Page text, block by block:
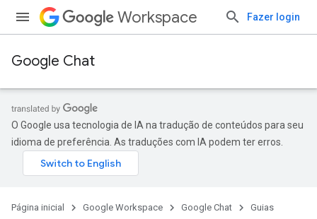
Workspace Fazer login
Google Chat
O Google usa tecnologia de IA na tradução de conteúdos para seu
idioma de preferência. As traduções com IA podem ter erros.
Página inicial Google Workspace Google Chat Guias